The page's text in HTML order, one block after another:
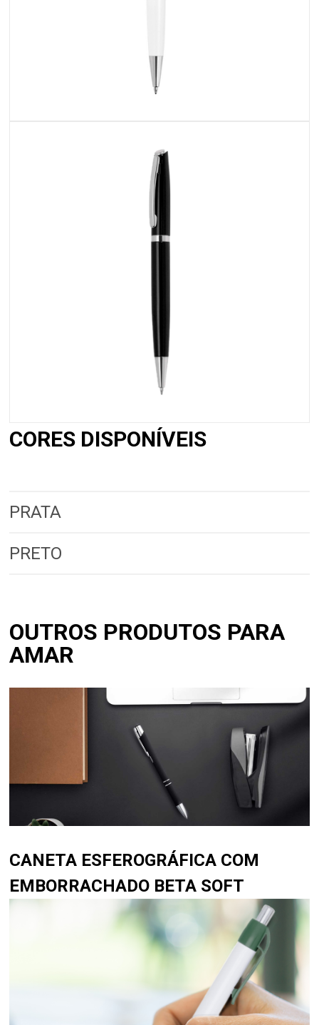
CORES DISPONÍVEIS
PRATA
PRETO
OUTROS PRODUTOS PARA
AMAR
CANETA ESFEROGRÁFICA COM
EMBORRACHADO BETA SOFT